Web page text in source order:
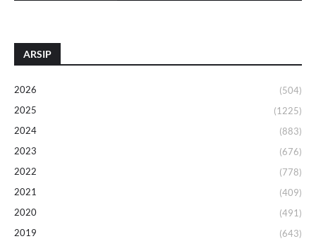
ARSIP
2026
(504)
2025
(1225)
2024
(883)
2023
(676)
2022
(778)
2021
(409)
2020
(491)
2019
(643)